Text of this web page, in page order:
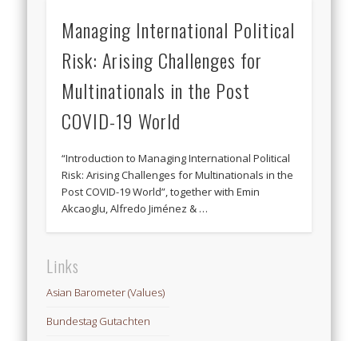
Managing International Political
Risk: Arising Challenges for
Multinationals in the Post
COVID-19 World
“Introduction to Managing International Political
Risk: Arising Challenges for Multinationals in the
Post COVID-19 World”, together with Emin
Akcaoglu, Alfredo Jiménez & …
Links
Asian Barometer (Values)
Bundestag Gutachten